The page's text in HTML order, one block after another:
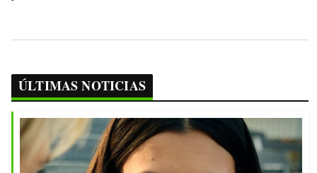
ÚLTIMAS NOTICIAS